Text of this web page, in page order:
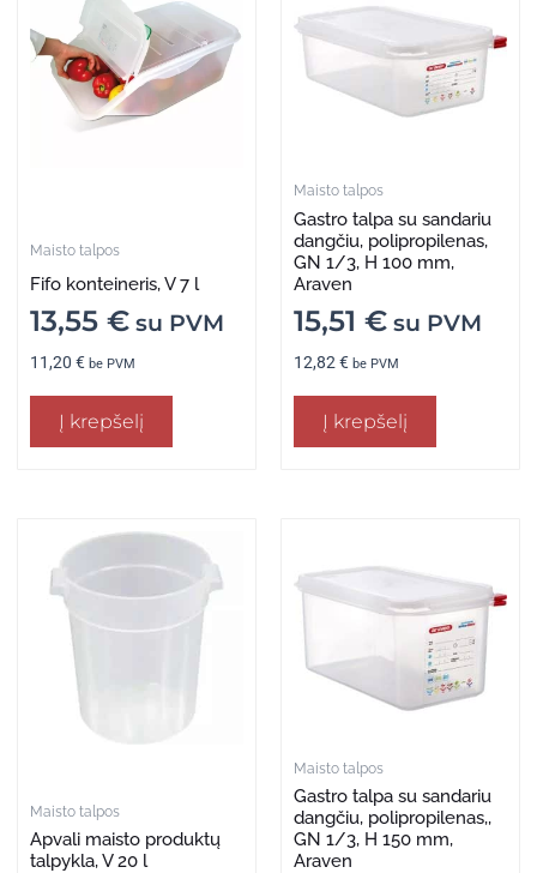
Maisto talpos
Fifo konteineris, V 7 l
13,55 € su PVM
11,20 € be PVM
Į krepšelį
Maisto talpos
Gastro talpa su sandariu
dangčiu, polipropilenas,
GN 1/3, H 100 mm,
Araven
15,51 € su PVM
12,82 € be PVM
Į krepšelį
Maisto talpos
Apvali maisto produktų
talpykla, V 20 l
Maisto talpos
Gastro talpa su sandariu
dangčiu, polipropilenas,,
GN 1/3, H 150 mm,
Araven